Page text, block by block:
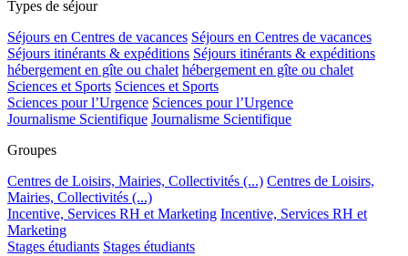
Types de séjour
Séjours en Centres de vacances Séjours en Centres de vacances
Séjours itinérants & expéditions Séjours itinérants & expéditions
hébergement en gîte ou chalet hébergement en gîte ou chalet
Sciences et Sports Sciences et Sports
Sciences pour l’Urgence Sciences pour l’Urgence
Journalisme Scientifique Journalisme Scientifique
Groupes
Centres de Loisirs, Mairies, Collectivités (...) Centres de Loisirs,
Mairies, Collectivités (...)
Incentive, Services RH et Marketing Incentive, Services RH et
Marketing
Stages étudiants Stages étudiants